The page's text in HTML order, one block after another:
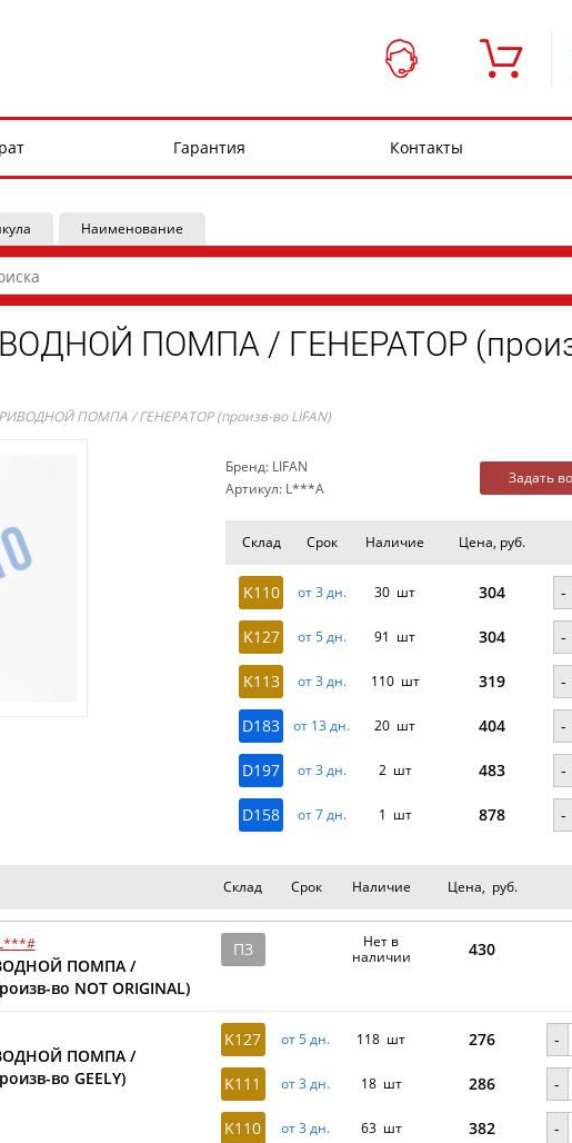
Гарантия Контакты
Наименование
ПОМПА / ГЕНЕРАТОР
ПОМПА / ГЕНЕРАТОР (произв-во LIFAN)
Бренд: LIFAN
Артикул: L***A
Задать
Склад Срок Наличие Цена, руб.
K110 от 3 дн. 30 шт 304 -
K127 от 5 дн. 91 шт 304 -
K113 от 3 дн. 110 шт 319 -
D183 от 13 дн. 20 шт 404 -
D197 от 3 дн. 2 шт 483 -
D158 от 7 дн. 1 шт 878 -
Склад Срок Наличие Цена, руб.
ПОМПА /
во NOT ORIGINAL)
ПЗ
Нет в
наличии
430
ПОМПА /
во GEELY)
K127 от 5 дн. 118 шт 276 -
K111 от 3 дн. 18 шт 286 -
K110 от 3 дн. 63 шт 382 -